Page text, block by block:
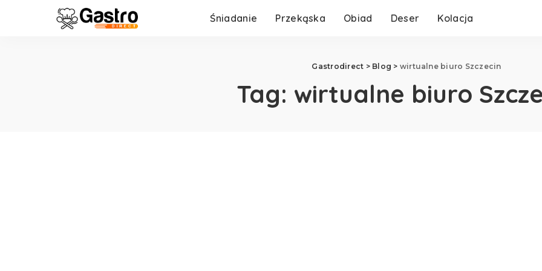
Śniadanie Przekąska Obiad Deser Kolacja
Gastrodirect > Blog > wirtualne biuro Szczecin
Tag: wirtualne biuro